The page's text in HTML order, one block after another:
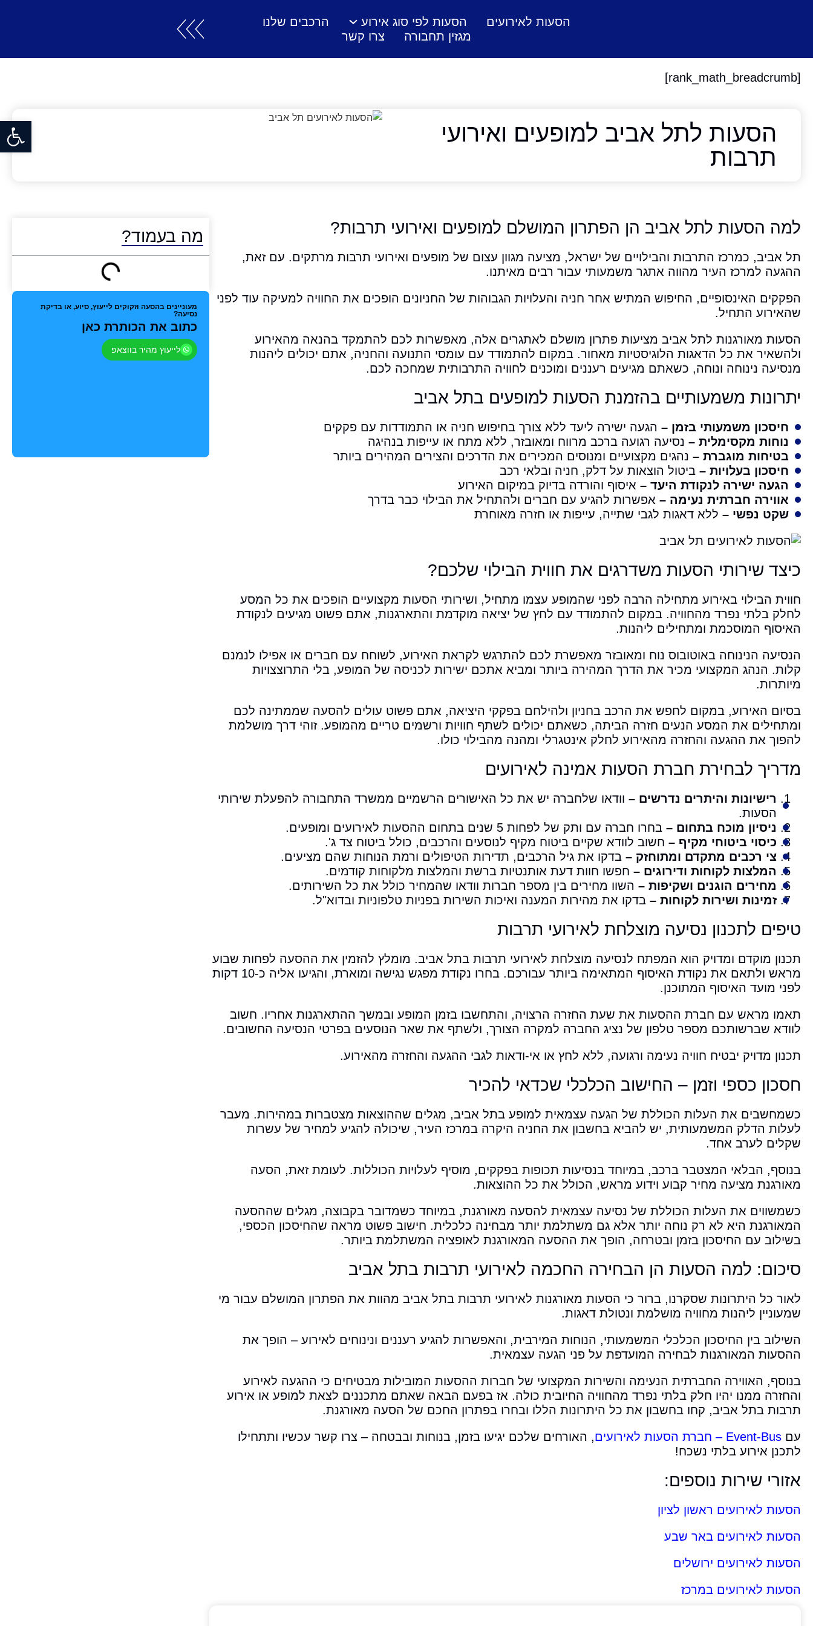
פתח
הסעות לאירועים הסעות לפי סוג אירוע
הרכבים שלנו
מגזין תחבורה
צרו קשר
[rank_math_breadcrumb]
הסעות לתל אביב למופעים ואירועי
תרבות
למה הסעות לתל אביב הן הפתרון המושלם למופעים ואירועי תרבות?
תל אביב, כמרכז התרבות והבילויים של ישראל, מציעה מגוון עצום של מופעים ואירועי תרבות מרתקים. עם זאת,
ההגעה למרכז העיר מהווה אתגר משמעותי עבור רבים מאיתנו.
הפקקים האינסופיים, החיפוש המתיש אחר חניה והעלויות הגבוהות של החניונים הופכים את החוויה למעיקה עוד לפני
שהאירוע התחיל.
הסעות מאורגנות לתל אביב מציעות פתרון מושלם לאתגרים אלה, מאפשרות לכם להתמקד בהנאה מהאירוע
ולהשאיר את כל הדאגות הלוגיסטיות מאחור. במקום להתמודד עם עומסי התנועה והחניה, אתם יכולים ליהנות
מנסיעה נינוחה ונוחה, כשאתם מגיעים רעננים ומוכנים לחוויה התרבותית שמחכה לכם.
יתרונות משמעותיים בהזמנת הסעות למופעים בתל אביב
חיסכון משמעותי בזמן – הגעה ישירה ליעד ללא צורך בחיפוש חניה או התמודדות עם פקקים
נוחות מקסימלית – נסיעה רגועה ברכב מרווח ומאובזר, ללא מתח או עייפות בנהיגה
בטיחות מוגברת – נהגים מקצועיים ומנוסים המכירים את הדרכים והצירים המהירים ביותר
חיסכון בעלויות – ביטול הוצאות על דלק, חניה ובלאי רכב
הגעה ישירה לנקודת היעד – איסוף והורדה בדיוק במיקום האירוע
אווירה חברתית נעימה – אפשרות להגיע עם חברים ולהתחיל את הבילוי כבר בדרך
שקט נפשי – ללא דאגות לגבי שתייה, עייפות או חזרה מאוחרת
כיצד שירותי הסעות משדרגים את חווית הבילוי שלכם?
חווית הבילוי באירוע מתחילה הרבה לפני שהמופע עצמו מתחיל, ושירותי הסעות מקצועיים הופכים את כל המסע
לחלק בלתי נפרד מהחוויה. במקום להתמודד עם לחץ של יציאה מוקדמת והתארגנות, אתם פשוט מגיעים לנקודת
האיסוף המוסכמת ומתחילים ליהנות.
הנסיעה הנינוחה באוטובוס נוח ומאובזר מאפשרת לכם להתרגש לקראת האירוע, לשוחח עם חברים או אפילו לנמנם
קלות. הנהג המקצועי מכיר את הדרך המהירה ביותר ומביא אתכם ישירות לכניסה של המופע, בלי התרוצצויות
מיותרות.
בסיום האירוע, במקום לחפש את הרכב בחניון ולהילחם בפקקי היציאה, אתם פשוט עולים להסעה שממתינה לכם
ומתחילים את המסע הנעים חזרה הביתה, כשאתם יכולים לשתף חוויות ורשמים טריים מהמופע. זוהי דרך מושלמת
להפוך את ההגעה והחזרה מהאירוע לחלק אינטגרלי ומהנה מהבילוי כולו.
מדריך לבחירת חברת הסעות אמינה לאירועים
רישיונות והיתרים נדרשים – וודאו שלחברה יש את כל האישורים הרשמיים ממשרד התחבורה להפעלת שירותי
הסעות.
ניסיון מוכח בתחום – בחרו חברה עם ותק של לפחות 5 שנים בתחום ההסעות לאירועים ומופעים.
כיסוי ביטוחי מקיף – חשוב לוודא שקיים ביטוח מקיף לנוסעים והרכבים, כולל ביטוח צד ג'.
צי רכבים מתקדם ומתוחזק – בדקו את גיל הרכבים, תדירות הטיפולים ורמת הנוחות שהם מציעים.
המלצות לקוחות ודירוגים – חפשו חוות דעת אותנטיות ברשת והמלצות מלקוחות קודמים.
מחירים הוגנים ושקיפות – השוו מחירים בין מספר חברות וודאו שהמחיר כולל את כל השירותים.
זמינות ושירות לקוחות – בדקו את מהירות המענה ואיכות השירות בפניות טלפוניות ובדוא"ל.
טיפים לתכנון נסיעה מוצלחת לאירועי תרבות
תכנון מוקדם ומדויק הוא המפתח לנסיעה מוצלחת לאירועי תרבות בתל אביב. מומלץ להזמין את ההסעה לפחות שבוע
מראש ולתאם את נקודת האיסוף המתאימה ביותר עבורכם. בחרו נקודת מפגש נגישה ומוארת, והגיעו אליה כ-10 דקות
לפני מועד האיסוף המתוכנן.
תאמו מראש עם חברת ההסעות את שעת החזרה הרצויה, והתחשבו בזמן המופע ובמשך ההתארגנות אחריו. חשוב
לוודא שברשותכם מספר טלפון של נציג החברה למקרה הצורך, ולשתף את שאר הנוסעים בפרטי הנסיעה החשובים.
תכנון מדויק יבטיח חוויה נעימה ורגועה, ללא לחץ או אי-ודאות לגבי ההגעה והחזרה מהאירוע.
חסכון כספי וזמן – החישוב הכלכלי שכדאי להכיר
כשמחשבים את העלות הכוללת של הגעה עצמאית למופע בתל אביב, מגלים שההוצאות מצטברות במהירות. מעבר
לעלות הדלק המשמעותית, יש להביא בחשבון את החניה היקרה במרכז העיר, שיכולה להגיע למחיר של עשרות
שקלים לערב אחד.
בנוסף, הבלאי המצטבר ברכב, במיוחד בנסיעות תכופות בפקקים, מוסיף לעלויות הכוללות. לעומת זאת, הסעה
מאורגנת מציעה מחיר קבוע וידוע מראש, הכולל את כל ההוצאות.
כשמשווים את העלות הכוללת של נסיעה עצמאית להסעה מאורגנת, במיוחד כשמדובר בקבוצה, מגלים שההסעה
המאורגנת היא לא רק נוחה יותר אלא גם משתלמת יותר מבחינה כלכלית. חישוב פשוט מראה שהחיסכון הכספי,
בשילוב עם החיסכון בזמן ובטרחה, הופך את ההסעה המאורגנת לאופציה המשתלמת ביותר.
סיכום: למה הסעות הן הבחירה החכמה לאירועי תרבות בתל אביב
לאור כל היתרונות שסקרנו, ברור כי הסעות מאורגנות לאירועי תרבות בתל אביב מהוות את הפתרון המושלם עבור מי
שמעוניין ליהנות מחוויה מושלמת ונטולת דאגות.
השילוב בין החיסכון הכלכלי המשמעותי, הנוחות המירבית, והאפשרות להגיע רעננים ונינוחים לאירוע – הופך את
ההסעות המאורגנות לבחירה המועדפת על פני הגעה עצמאית.
בנוסף, האווירה החברתית הנעימה והשירות המקצועי של חברות ההסעות המובילות מבטיחים כי ההגעה לאירוע
והחזרה ממנו יהיו חלק בלתי נפרד מהחוויה החיובית כולה. אז בפעם הבאה שאתם מתכננים לצאת למופע או אירוע
תרבות בתל אביב, קחו בחשבון את כל היתרונות הללו ובחרו בפתרון החכם של הסעה מאורגנת.
עם Event-Bus – חברת הסעות לאירועים
, האורחים שלכם יגיעו בזמן, בנוחות ובבטחה – צרו קשר עכשיו ותתחילו
לתכנן אירוע בלתי נשכח!
אזורי שירות נוספים:
הסעות לאירועים ראשון לציון
הסעות לאירועים באר שבע
הסעות לאירועים ירושלים
הסעות לאירועים במרכז
מה בעמוד?
מעוניינים בהסעה וזקוקים לייעוץ, סיוע, או בדיקת
נסיעה?
כתוב את הכותרת כאן
לייעוץ מהיר בווצאפ